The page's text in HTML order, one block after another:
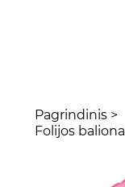
Pagrindinis >